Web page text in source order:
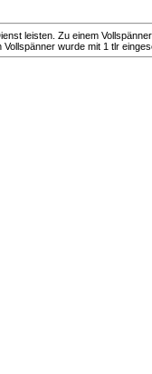
leisten. Zu einem
wurde mit 1 tlr